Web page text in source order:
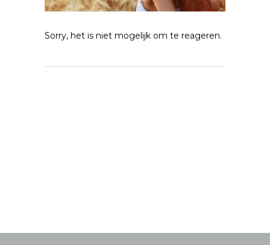
Sorry, het is niet mogelijk om te reageren.